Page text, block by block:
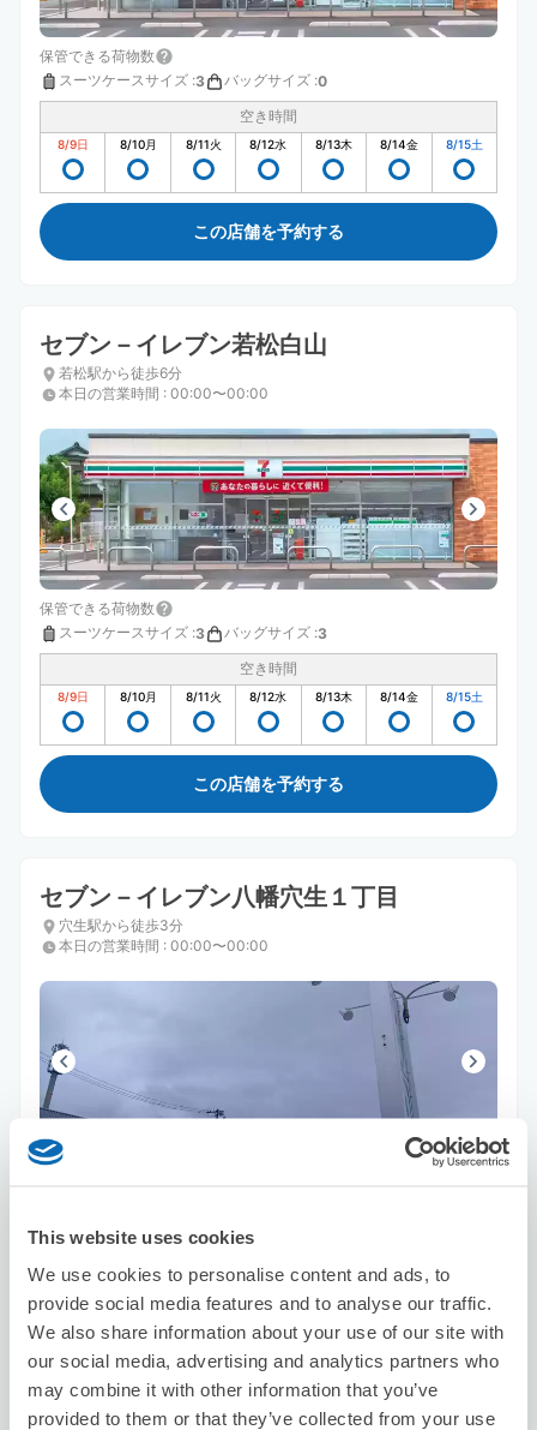
This website uses cookies
We use cookies to personalise content and ads, to
provide social media features and to analyse our traffic.
We also share information about your use of our site with
our social media, advertising and analytics partners who
may combine it with other information that you’ve
provided to them or that they’ve collected from your use
保管できる荷物数
スーツケースサイズ :3 バッグサイズ :0
空き時間
8/9日 8/10月 8/11火 8/12水 8/13木 8/14金 8/15土
この店舗を予約する
セブン－イレブン若松白山
若松駅から徒歩6分
本日の営業時間 : 00:00〜00:00
保管できる荷物数
スーツケースサイズ :3 バッグサイズ :3
空き時間
8/9日 8/10月 8/11火 8/12水 8/13木 8/14金 8/15土
この店舗を予約する
セブン－イレブン八幡穴生１丁目
穴生駅から徒歩3分
本日の営業時間 : 00:00〜00:00
保管できる荷物数
8/9日 8/10月 8/11 火 8/12
この店舗を予約する